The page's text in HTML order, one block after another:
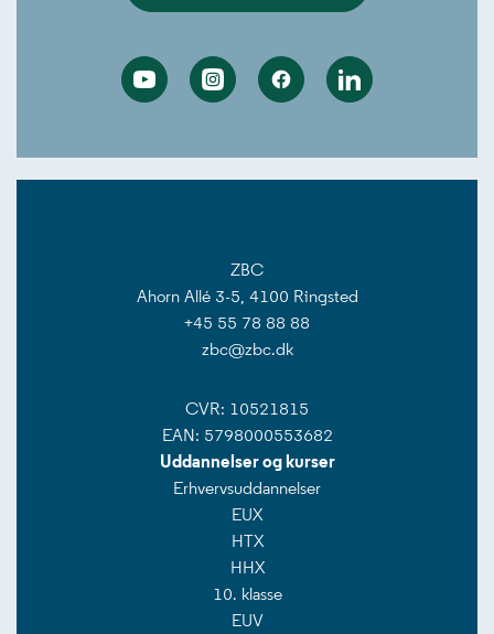
YoutubeInstagramFacebookLinkedin
ZBC
Ahorn Allé 3-5, 4100 Ringsted
+45 55 78 88 88
zbc@zbc.dk
CVR: 10521815
EAN: 5798000553682
Uddannelser og kurser
Erhvervsuddannelser
EUX
HTX
HHX
10. klasse
EUV